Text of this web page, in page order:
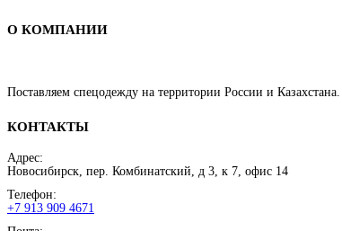
О КОМПАНИИ
Поставляем спецодежду на территории России и
КОНТАКТЫ
Адрес:
Новосибирск, пер. Комбинатский, д 3, к 7, офис 14
Телефон:
+7 913 909 4671